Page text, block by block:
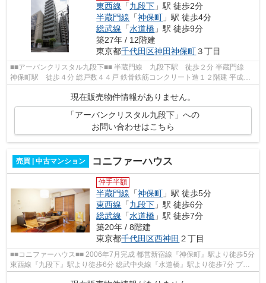
東西線 「九段下 」駅 徒歩2分
半蔵門線 「神保町 」駅 徒歩4分
総武線 「水道橋 」駅 徒歩9分
築27年 / 12階建
東京都千代田区神田神保町３丁目
■■アーバンクリスタル九段下■■ 半蔵門線 九段下駅 徒歩２分 半蔵門線
神保町駅 徒歩４分 総戸数４４戸 鉄骨鉄筋コンクリート造１２階建 平成１
現在販売物件情報がありません。
「アーバンクリスタル九段下」への
お問い合わせはこちら
売買 | 中古マンション コニファーハウス
仲手半額
半蔵門線 「神保町 」駅 徒歩5分
東西線 「九段下 」駅 徒歩6分
総武線 「水道橋 」駅 徒歩7分
築20年 / 8階建
東京都千代田区西神田 ２丁目
■■コニファーハウス■■ 2006年7月完成 都営新宿線『神保町』駅より徒歩5分
東西線『九段下』駅より徒歩6分 総武中央線『水道橋』駅より徒歩7分 プラ
イベート性の高い共同住宅 【周...